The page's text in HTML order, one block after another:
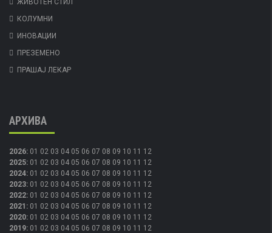
ЖИВОТЕН СТИЛ
КОЛУМНИ
ИНОВАЦИИ
ПРЕЗЕМЕНО
ПРАШАЈ ЛЕКАР
АРХИВА
2026: 01 02 03 04 05 06 07 08 09 10 11 12
2025: 01 02 03 04 05 06 07 08 09 10 11 12
2024: 01 02 03 04 05 06 07 08 09 10 11 12
2023: 01 02 03 04 05 06 07 08 09 10 11 12
2022: 01 02 03 04 05 06 07 08 09 10 11 12
2021 : 01 02 03 04 05 06 07 08 09 10 11 12
2020: 01 02 03 04 05 06 07 08 09 10 11 12
2019: 01 02 03 04 05 06 07 08 09 10 11 12